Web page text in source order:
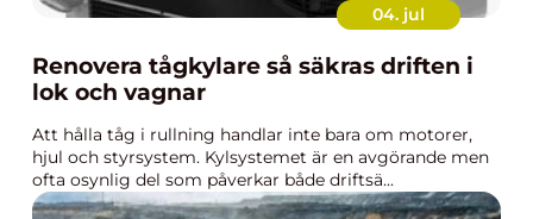
04. jul
Renovera tågkylare så säkras driften i
lok och vagnar
Att hålla tåg i rullning handlar inte bara om motorer,
hjul och styrsystem. Kylsystemet är en avgörande men
ofta osynlig del som påverkar både driftsä...